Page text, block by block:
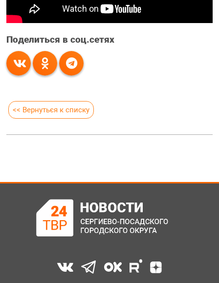
Поделиться в соц.сетях
<< Вернуться к списку